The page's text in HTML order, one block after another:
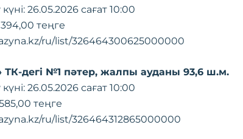
26.05.2026 сағат 10:00
теңге
ru/list/326464300625000000
ТК-дегі №1 пәтер, жалпы ауданы 93,6 ш.м.
26.05.2026 сағат 10:00
теңге
ru/list/326464312865000000